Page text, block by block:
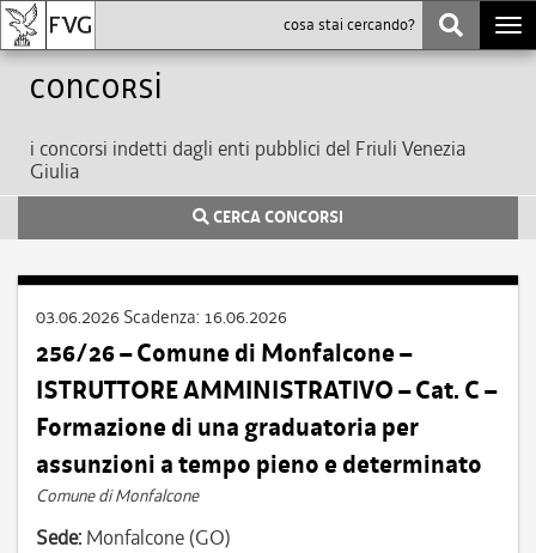
Concorsi
i concorsi indetti dagli enti pubblici del Friuli Venezia
Giulia
CERCA CONCORSI
03.06.2026 Scadenza: 16.06.2026
256/26 – Comune di Monfalcone –
ISTRUTTORE AMMINISTRATIVO – Cat. C –
Formazione di una graduatoria per
assunzioni a tempo pieno e determinato
Comune di Monfalcone
Sede: Monfalcone (GO)